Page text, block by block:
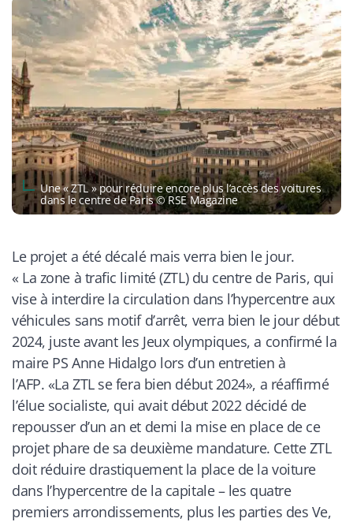
Une « ZTL » pour réduire encore plus l’accès des voitures
dans le centre de Paris © RSE Magazine
Le projet a été décalé mais verra bien le jour.
« La zone à trafic limité (ZTL) du centre de Paris, qui
vise à interdire la circulation dans l’hypercentre aux
véhicules sans motif d’arrêt, verra bien le jour début
2024, juste avant les Jeux olympiques, a confirmé la
maire PS Anne Hidalgo lors d’un entretien à
l’AFP. «La ZTL se fera bien début 2024», a réaffirmé
l’élue socialiste, qui avait début 2022 décidé de
repousser d’un an et demi la mise en place de ce
projet phare de sa deuxième mandature. Cette ZTL
doit réduire drastiquement la place de la voiture
dans l’hypercentre de la capitale – les quatre
premiers arrondissements, plus les parties des Ve,